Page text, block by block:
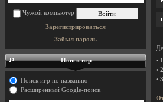
• 1
• 2
• 3
Чужой компьютер
Зарегистрироваться
Забыл пароль
Поиск игр
Поиск игр по названию
Расширенный Google-поиск